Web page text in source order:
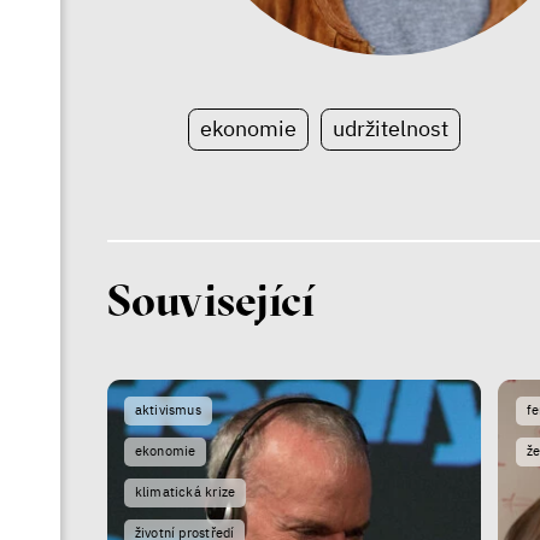
ekonomie udržitelnost
Související
aktivismus
ekonomie
klimatická krize
životní prostředí